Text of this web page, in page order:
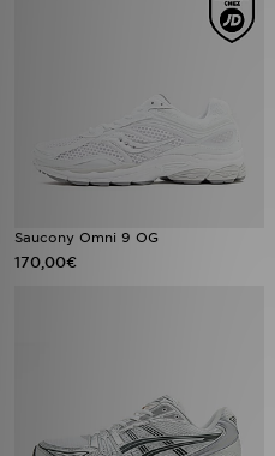
Saucony Omni 9 OG
170,00€